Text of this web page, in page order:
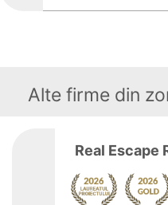
Alte firme din
Real Escape